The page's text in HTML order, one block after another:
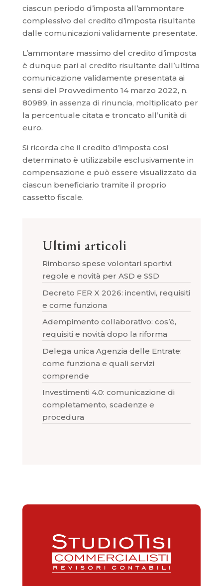
ciascun periodo d’imposta all’ammontare
complessivo del credito d’imposta risultante
dalle comunicazioni validamente presentate.
L’ammontare massimo del credito d’imposta
è dunque pari al credito risultante dall’ultima
comunicazione validamente presentata ai
sensi del Provvedimento 14 marzo 2022, n.
80989, in assenza di rinuncia, moltiplicato per
la percentuale citata e troncato all’unità di
euro.
Si ricorda che il credito d’imposta così
determinato è utilizzabile esclusivamente in
compensazione e può essere visualizzato da
ciascun beneficiario tramite il proprio
cassetto fiscale.
Ultimi articoli
Rimborso spese volontari sportivi:
regole e novità per ASD e SSD
Decreto FER X 2026: incentivi, requisiti
e come funziona
Adempimento collaborativo: cos’è,
requisiti e novità dopo la riforma
Delega unica Agenzia delle Entrate:
come funziona e quali servizi
comprende
Investimenti 4.0: comunicazione di
completamento, scadenze e
procedura